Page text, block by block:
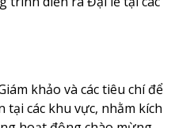
khảo và các tiêu chí để
tại các khu vực, nhằm kích